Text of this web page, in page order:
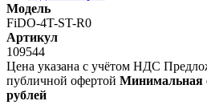
Модель
FiDO-4T-ST-R0
Артикул
109544
Цена указана с учётом НДС
публичной офертой Минимальная
рублей